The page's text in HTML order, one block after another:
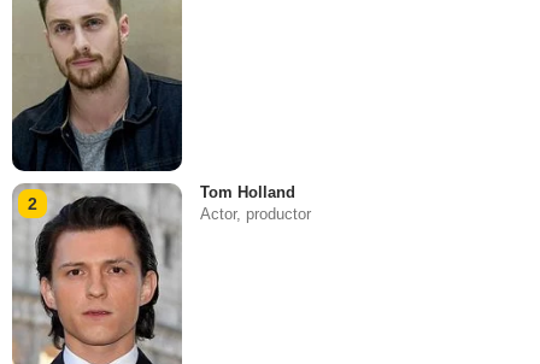
2
Tom Holland
Actor, productor